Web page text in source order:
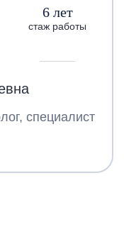
6 лет
стаж работы
специалист